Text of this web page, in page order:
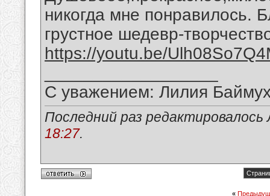
никогда мне понравилось.
грустное шедевр-
https://youtu.be/
С уважением: Лилия
Последний раз
18:27.
«